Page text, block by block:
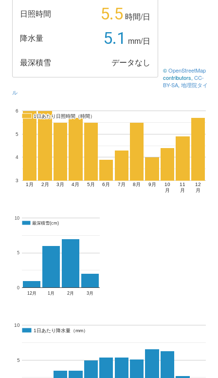
日照時間 5.5 時間/日
降水量
5.1 mm/日
最深積雪
データなし
©OpenStreetMap
contributors,CC-
BY-SA,地理院タイ
ル
1月 2月 3月 4月 5月 6月 7月 8月 9月
10
月
11
月
12
月
3
4
5
6
1日あたり日照時間（時間）
1日あたり日照時間（時間）
12月 1月 2月 3月
0
5
10
最深積雪(cm)
最深積雪(cm)
5
10
1日あたり降水量（mm）
1日あたり降水量（mm）